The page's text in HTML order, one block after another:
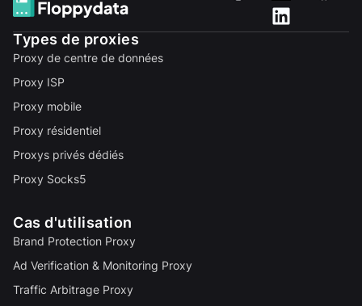
Types de proxies
Proxy de centre de données
Proxy ISP
Proxy mobile
Proxy résidentiel
Proxys privés dédiés
Proxy Socks5
Cas d'utilisation
Brand Protection Proxy
Ad Verification & Monitoring Proxy
Traffic Arbitrage Proxy